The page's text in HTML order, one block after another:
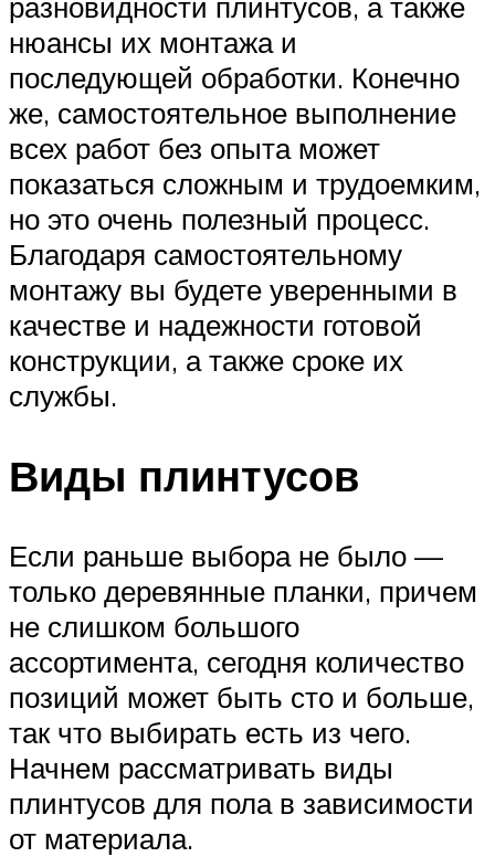
нюансы их монтажа и
последующей обработки. Конечно
же, самостоятельное выполнение
всех работ без опыта может
показаться сложным и трудоемким,
но это очень полезный процесс.
Благодаря самостоятельному
монтажу вы будете уверенными в
качестве и надежности готовой
конструкции, а также сроке их
службы.
Виды плинтусов
Если раньше выбора не было —
только деревянные планки, причем
не слишком большого
ассортимента, сегодня количество
позиций может быть сто и больше,
так что выбирать есть из чего.
Начнем рассматривать виды
плинтусов для пола в зависимости
от материала.